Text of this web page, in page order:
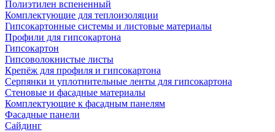
Полиэтилен вспененный
Комплектующие для теплоизоляции
Гипсокартонные системы и листовые материалы
Профили для гипсокартона
Гипсокартон
Гипсоволокнистые листы
Крепёж для профиля и гипсокартона
Серпянки и уплотнительные ленты для гипсокартона
Стеновые и фасадные материалы
Комплектующие к фасадным панелям
Фасадные панели
Сайдинг